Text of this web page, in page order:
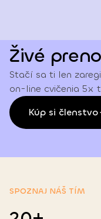
Živé
Stačí sa ti len
on-line cvičenia 5x
Kúp si členstvo
SPOZNAJ NÁŠ TÍM